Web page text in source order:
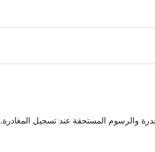
والرسوم المستحقة عند تسجيل المغادرة.